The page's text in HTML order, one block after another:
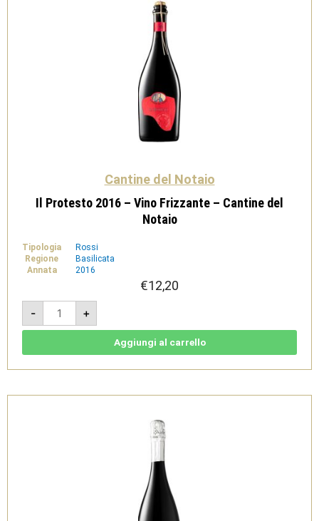
Cantine del Notaio
Il Protesto 2016 – Vino Frizzante – Cantine del
Notaio
Tipologia
Rossi
Regione
Basilicata
Annata
2016
€12,20
-
Il
Protesto
2016
-
Cantine
quantità
+
Aggiungi al carrello